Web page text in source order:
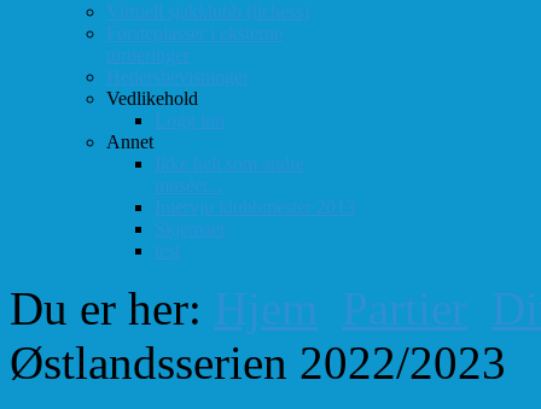
Virtuell sjakklubb (lichess)
Førsteplasser i eksterne
turneringer
Hedersbevisninger
Vedlikehold
Logg inn
Annet
Ikke helt som andre
muséer...
Intervju klubbmester 2013
Skjemaer
test
Du er her: Hjem Partier
Østlandsserien 2022/2023